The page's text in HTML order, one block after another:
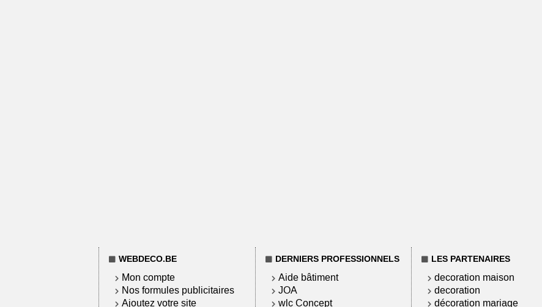
WEBDECO.BE
Mon compte
Nos formules publicitaires
Ajoutez votre site
DERNIERS PROFESSIONNELS
Aide bâtiment
JOA
wlc Concept
LES PARTENAIRES
decoration maison
decoration
décoration mariage